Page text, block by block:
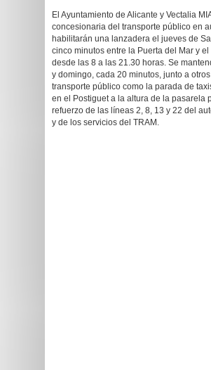
El Ayuntamiento de Alicante y Vectalia
concesionaria del transporte público en
habilitarán una lanzadera el jueves de
cinco minutos entre la Puerta del Mar y
desde las 8 a las 21.30 horas. Se
y domingo, cada 20 minutos, junto a
transporte público como la parada de
en el Postiguet a la altura de la pasarela
refuerzo de las líneas 2, 8, 13 y 22 del
y de los servicios del TRAM.